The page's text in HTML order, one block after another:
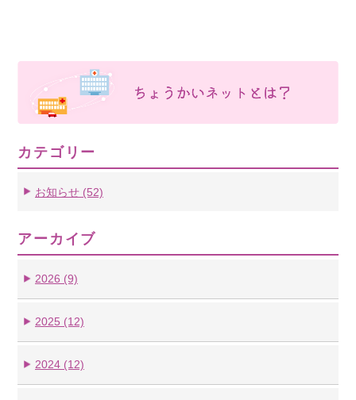
カテゴリー
お知らせ (52)
アーカイブ
2026 (9)
2025 (12)
2024 (12)